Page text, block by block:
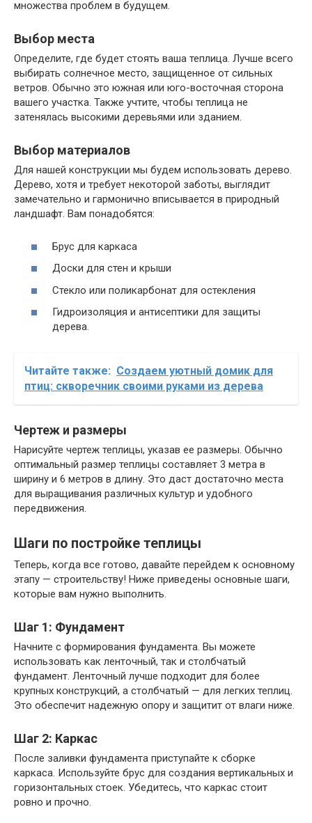
множества проблем в будущем.
Выбор места
Определите, где будет стоять ваша теплица. Лучше всего
выбирать солнечное место, защищенное от сильных
ветров. Обычно это южная или юго-восточная сторона
вашего участка. Также учтите, чтобы теплица не
затенялась высокими деревьями или зданием.
Выбор материалов
Для нашей конструкции мы будем использовать дерево.
Дерево, хотя и требует некоторой заботы, выглядит
замечательно и гармонично вписывается в природный
ландшафт. Вам понадобятся:
Брус для каркаса
Доски для стен и крыши
Стекло или поликарбонат для остекления
Гидроизоляция и антисептики для защиты
дерева.
Читайте также: Создаем уютный домик для
птиц: скворечник своими руками из дерева
Чертеж и размеры
Нарисуйте чертеж теплицы, указав ее размеры. Обычно
оптимальный размер теплицы составляет 3 метра в
ширину и 6 метров в длину. Это даст достаточно места
для выращивания различных культур и удобного
передвижения.
Шаги по постройке теплицы
Теперь, когда все готово, давайте перейдем к основному
этапу — строительству! Ниже приведены основные шаги,
которые вам нужно выполнить.
Шаг 1: Фундамент
Начните с формирования фундамента. Вы можете
использовать как ленточный, так и столбчатый
фундамент. Ленточный лучше подходит для более
крупных конструкций, а столбчатый — для легких теплиц.
Это обеспечит надежную опору и защитит от влаги ниже.
Шаг 2: Каркас
После заливки фундамента приступайте к сборке
каркаса. Используйте брус для создания вертикальных и
горизонтальных стоек. Убедитесь, что каркас стоит
ровно и прочно.